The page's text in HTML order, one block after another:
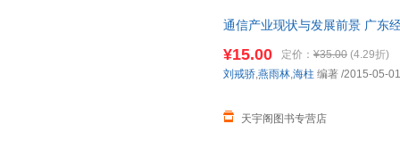
通信产业现状与发展前景 广东
¥15.00 定价： ¥35.00 (4.29折)
天宇阁图书专营店
刘戒骄,燕雨林,海柱 编著 /2015-05-01